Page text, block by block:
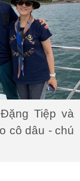
Tiệp và
cô dâu - chú